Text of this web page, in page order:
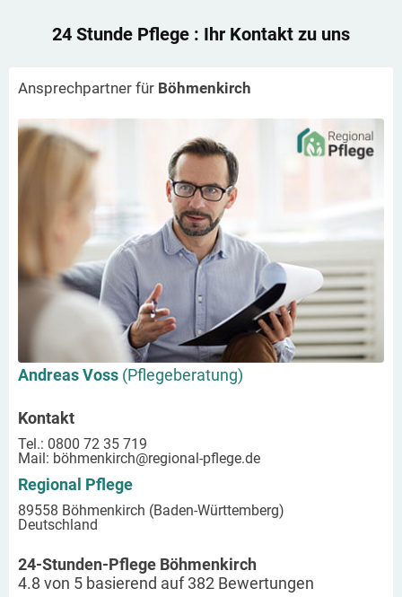
24 Stunde Pflege : Ihr Kontakt zu uns
Ansprechpartner für Böhmenkirch
Andreas Voss (Pflegeberatung)
Kontakt
Tel.: 0800 72 35 719
Mail: böhmenkirch@regional-pflege.de
Regional Pflege
89558 Böhmenkirch (Baden-Württemberg)
Deutschland
24-Stunden-Pflege Böhmenkirch
4.8 von 5 basierend auf382 Bewertungen